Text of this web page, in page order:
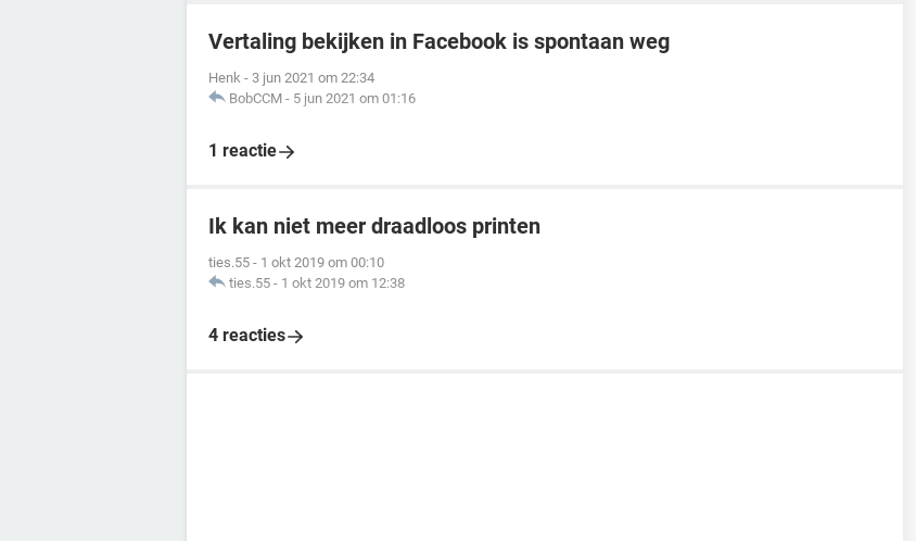
Vertaling bekijken in Facebook is spontaan weg
Henk - 3 jun 2021 om 22:34
BobCCM - 5 jun 2021 om 01:16
1 reactie
Ik kan niet meer draadloos printen
ties.55 - 1 okt 2019 om 00:10
ties.55 - 1 okt 2019 om 12:38
4 reacties